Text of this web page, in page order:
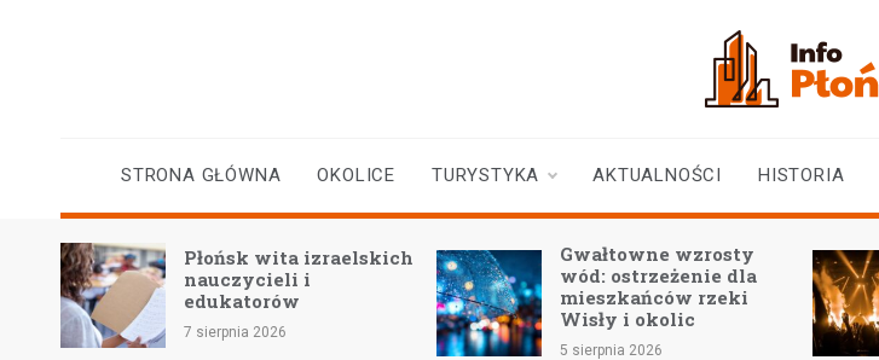
STRONA GŁÓWNA OKOLICE TURYSTYKA AKTUALNOŚCI HISTORIA
Płońsk wita izraelskich
nauczycieli i
edukatorów
7 sierpnia 2026
Gwałtowne wzrosty
wód: ostrzeżenie dla
mieszkańców rzeki
Wisły i okolic
5 sierpnia 2026